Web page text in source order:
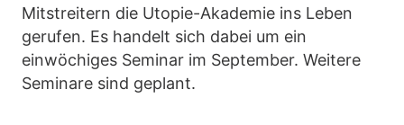
Mitstreitern die Utopie-Akademie ins Leben
gerufen. Es handelt sich dabei um ein
einwöchiges Seminar im September. Weitere
Seminare sind geplant.